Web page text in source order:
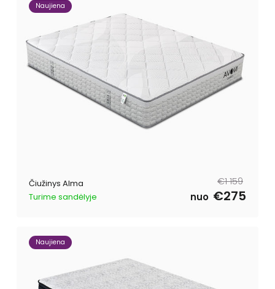
Naujiena
Čiužinys Alma
Turime sandėlyje
Parastā
cena
€1 159
Pārdošanas
cena
nuo €275
Naujiena